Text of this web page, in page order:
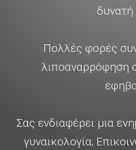
Πολλές φορές
λιποαναρρόφηση
Σας ενδιαφέρει μια
γυναικολογία;